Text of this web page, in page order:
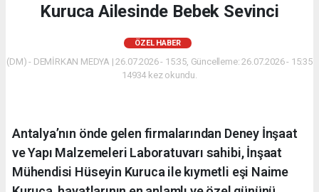
Kuruca Ailesinde Bebek Sevinci
ÖZEL HABER
(DM) - DEMİRKAN MEDYA | 26.07.2026 - 15:35, Güncelleme: 26.07.2026 - 15:35
14934 kez okundu.
Antalya’nın önde gelen firmalarından Deney İnşaat
ve Yapı Malzemeleri Laboratuvarı sahibi, İnşaat
Mühendisi Hüseyin Kuruca ile kıymetli eşi Naime